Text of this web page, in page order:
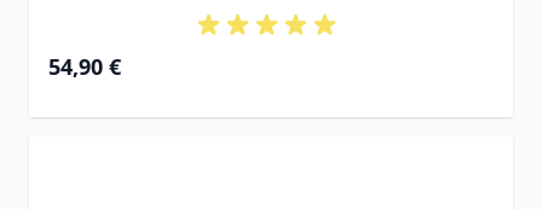
54,90 €